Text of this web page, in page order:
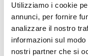
Utilizziamo i cookie
annunci, per fornire
analizzare il nostro
informazioni sul
nostri partner che si
50,00 + iva